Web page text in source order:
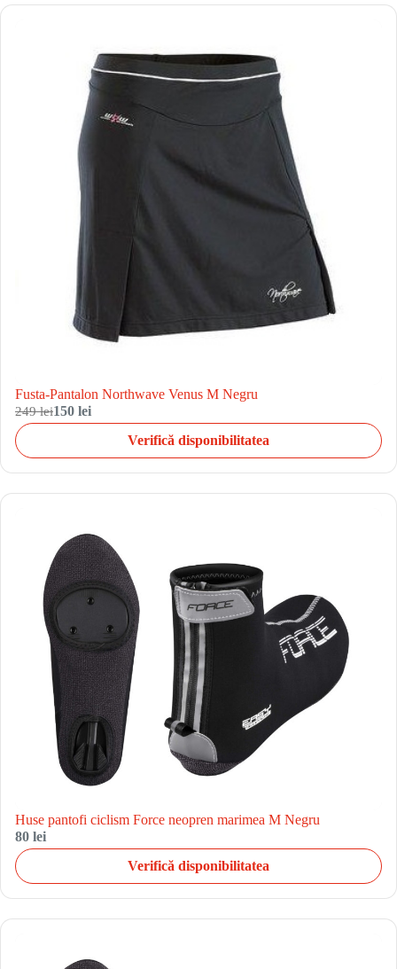
Fusta-Pantalon Northwave Venus M Negru
249 lei150 lei
Verifică disponibilitatea
Huse pantofi ciclism Force neopren marimea M Negru
80 lei
Verifică disponibilitatea